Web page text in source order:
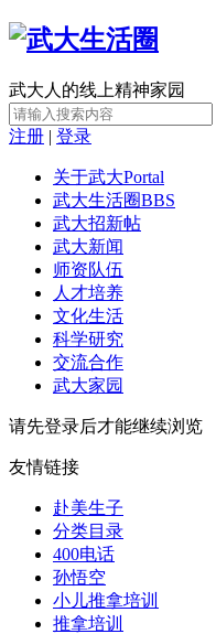
武大人的线上精神家园
注册 | 登录
关于武大Portal
武大生活圈BBS
武大招新帖
武大新闻
师资队伍
人才培养
文化生活
科学研究
交流合作
武大家园
请先登录后才能继续浏览
友情链接
赴美生子
分类目录
400电话
孙悟空
小儿推拿培训
推拿培训